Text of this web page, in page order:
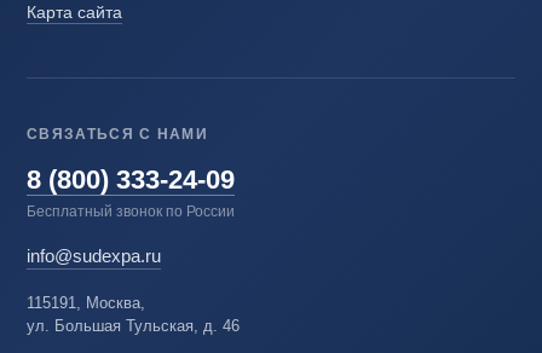
Карта сайта
СВЯЗАТЬСЯ С НАМИ
8 (800) 333-24-09
Бесплатный звонок по России
info@sudexpa.ru
115191, Москва,
ул. Большая Тульская, д. 46